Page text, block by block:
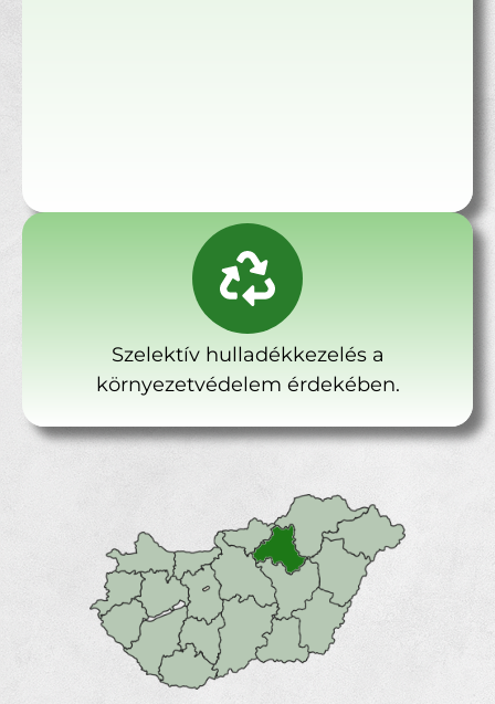
Szelektív hulladékkezelés a
környezetvédelem érdekében.